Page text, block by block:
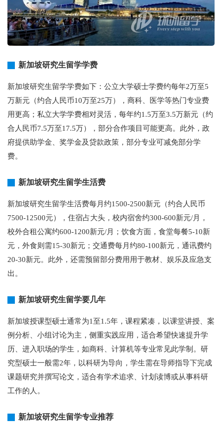
新加坡研究生留学学费
新加坡研究生留学学费如下：公立大学硕士学费约每年2万至5
万新元（约合人民币10万至25万），商科、医学等热门专业费
用更高；私立大学学费相对灵活，每年约1.5万至3.5万新元（约
合人民币7.5万至17.5万），部分合作项目可能更高。此外，政
府提供助学金、奖学金及贷款政策，部分专业可减免部分学
费。
新加坡研究生留学生活费
新加坡研究生留学生活费每月约1500-2500新元（约合人民币
7500-12500元），住宿占大头，校内宿舍约300-600新元/月，
校外合租公寓约600-1200新元/月；饮食方面，食堂每餐5-10新
元，外食则需15-30新元；交通费每月约80-100新元，通讯费约
20-30新元。此外，还需预留部分费用用于教材、娱乐及应急支
出。
新加坡研究生留学要几年
新加坡授课型硕士通常为1至1.5年，课程紧凑，以课堂讲授、案
例分析、小组讨论为主，侧重实践应用，适合希望快速提升学
历、进入职场的学生，如商科、计算机等专业常见此学制。研
究型硕士一般需2年，以科研为导向，学生需在导师指导下完成
课题研究并撰写论文，适合有学术追求、计划读博或从事科研
工作的人。
新加坡研究生留学专业推荐